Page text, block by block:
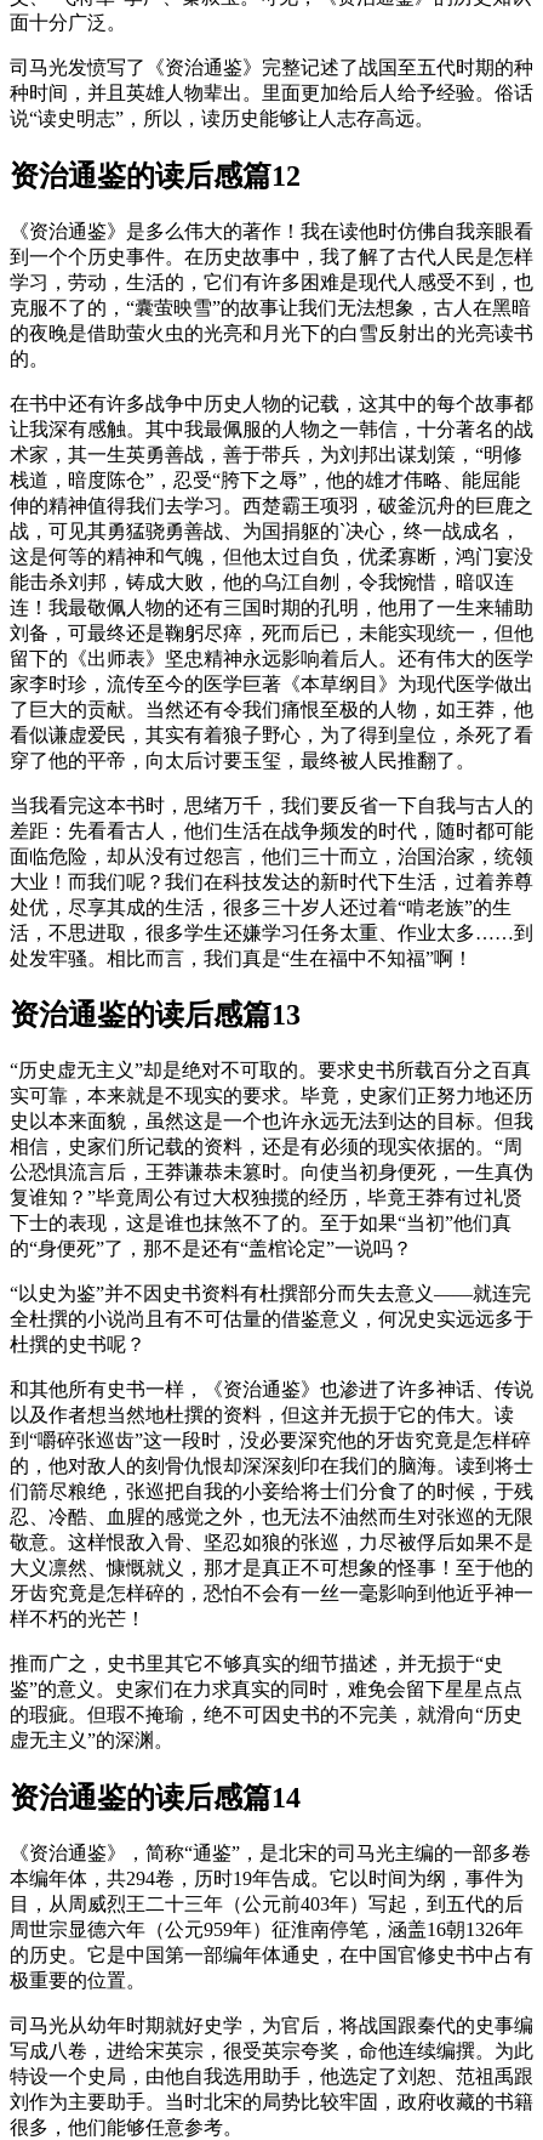
面十分广泛。
司马光发愤写了《资治通鉴》完整记述了战国至五代时期的种
种时间，并且英雄人物辈出。里面更加给后人给予经验。俗话
说“读史明志”，所以，读历史能够让人志存高远。
资治通鉴的读后感篇12
《资治通鉴》是多么伟大的著作！我在读他时仿佛自我亲眼看
到一个个历史事件。在历史故事中，我了解了古代人民是怎样
学习，劳动，生活的，它们有许多困难是现代人感受不到，也
克服不了的，“囊萤映雪”的故事让我们无法想象，古人在黑暗
的夜晚是借助萤火虫的光亮和月光下的白雪反射出的光亮读书
的。
在书中还有许多战争中历史人物的记载，这其中的每个故事都
让我深有感触。其中我最佩服的人物之一韩信，十分著名的战
术家，其一生英勇善战，善于带兵，为刘邦出谋划策，“明修
栈道，暗度陈仓”，忍受“胯下之辱”，他的雄才伟略、能屈能
伸的精神值得我们去学习。西楚霸王项羽，破釜沉舟的巨鹿之
战，可见其勇猛骁勇善战、为国捐躯的`决心，终一战成名，
这是何等的精神和气魄，但他太过自负，优柔寡断，鸿门宴没
能击杀刘邦，铸成大败，他的乌江自刎，令我惋惜，暗叹连
连！我最敬佩人物的还有三国时期的孔明，他用了一生来辅助
刘备，可最终还是鞠躬尽瘁，死而后已，未能实现统一，但他
留下的《出师表》坚忠精神永远影响着后人。还有伟大的医学
家李时珍，流传至今的医学巨著《本草纲目》为现代医学做出
了巨大的贡献。当然还有令我们痛恨至极的人物，如王莽，他
看似谦虚爱民，其实有着狼子野心，为了得到皇位，杀死了看
穿了他的平帝，向太后讨要玉玺，最终被人民推翻了。
当我看完这本书时，思绪万千，我们要反省一下自我与古人的
差距：先看看古人，他们生活在战争频发的时代，随时都可能
面临危险，却从没有过怨言，他们三十而立，治国治家，统领
大业！而我们呢？我们在科技发达的新时代下生活，过着养尊
处优，尽享其成的生活，很多三十岁人还过着“啃老族”的生
活，不思进取，很多学生还嫌学习任务太重、作业太多……到
处发牢骚。相比而言，我们真是“生在福中不知福”啊！
资治通鉴的读后感篇13
“历史虚无主义”却是绝对不可取的。要求史书所载百分之百真
实可靠，本来就是不现实的要求。毕竟，史家们正努力地还历
史以本来面貌，虽然这是一个也许永远无法到达的目标。但我
相信，史家们所记载的资料，还是有必须的现实依据的。“周
公恐惧流言后，王莽谦恭未篡时。向使当初身便死，一生真伪
复谁知？”毕竟周公有过大权独揽的经历，毕竟王莽有过礼贤
下士的表现，这是谁也抹煞不了的。至于如果“当初”他们真
的“身便死”了，那不是还有“盖棺论定”一说吗？
“以史为鉴”并不因史书资料有杜撰部分而失去意义——就连完
全杜撰的小说尚且有不可估量的借鉴意义，何况史实远远多于
杜撰的史书呢？
和其他所有史书一样，《资治通鉴》也渗进了许多神话、传说
以及作者想当然地杜撰的资料，但这并无损于它的伟大。读
到“嚼碎张巡齿”这一段时，没必要深究他的牙齿究竟是怎样碎
的，他对敌人的刻骨仇恨却深深刻印在我们的脑海。读到将士
们箭尽粮绝，张巡把自我的小妾给将士们分食了的时候，于残
忍、冷酷、血腥的感觉之外，也无法不油然而生对张巡的无限
敬意。这样恨敌入骨、坚忍如狼的张巡，力尽被俘后如果不是
大义凛然、慷慨就义，那才是真正不可想象的怪事！至于他的
牙齿究竟是怎样碎的，恐怕不会有一丝一毫影响到他近乎神一
样不朽的光芒！
推而广之，史书里其它不够真实的细节描述，并无损于“史
鉴”的意义。史家们在力求真实的同时，难免会留下星星点点
的瑕疵。但瑕不掩瑜，绝不可因史书的不完美，就滑向“历史
虚无主义”的深渊。
资治通鉴的读后感篇14
《资治通鉴》，简称“通鉴”，是北宋的司马光主编的一部多卷
本编年体，共294卷，历时19年告成。它以时间为纲，事件为
目，从周威烈王二十三年（公元前403年）写起，到五代的后
周世宗显德六年（公元959年）征淮南停笔，涵盖16朝1326年
的历史。它是中国第一部编年体通史，在中国官修史书中占有
极重要的位置。
司马光从幼年时期就好史学，为官后，将战国跟秦代的史事编
写成八卷，进给宋英宗，很受英宗夸奖，命他连续编撰。为此
特设一个史局，由他自我选用助手，他选定了刘恕、范祖禹跟
刘作为主要助手。当时北宋的局势比较牢固，政府收藏的书籍
很多，他们能够任意参考。